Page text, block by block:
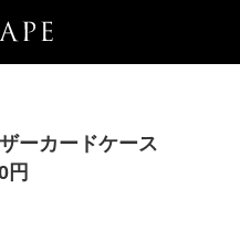
ーカードケース
円